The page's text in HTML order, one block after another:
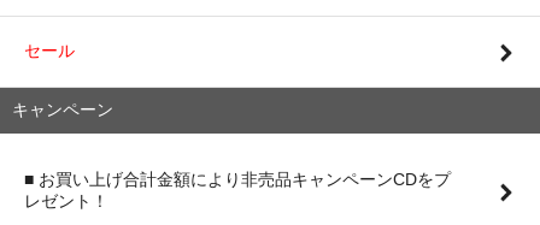
セール
キャンペーン
■ お買い上げ合計金額により非売品キャンペーンCDをプ
レゼント！